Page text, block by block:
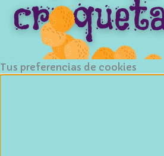
Tus preferencias de cookies